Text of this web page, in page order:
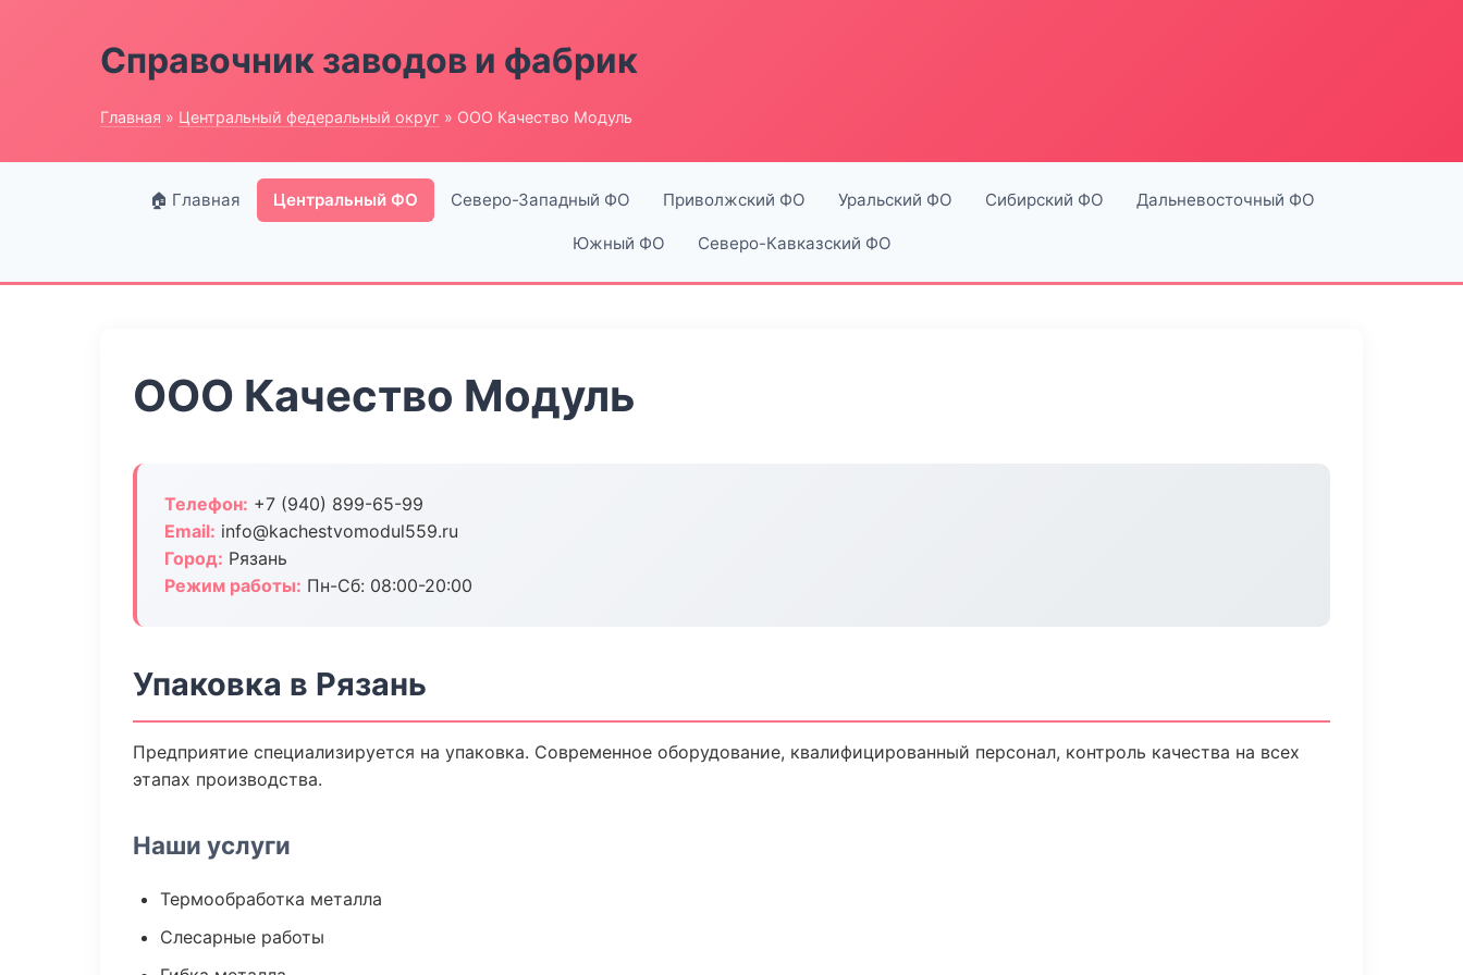
Справочник заводов и фабрик
Главная » Центральный федеральный округ » ООО Качество Модуль
🏠 Главная Центральный ФО Северо-Западный ФО Приволжский ФО Уральский ФО Сибирский ФО Дальневосточный ФО
Южный ФО Северо-Кавказский ФО
ООО Качество Модуль
Телефон: +7 (940) 899-65-99
Email: info@kachestvomodul559.ru
Город: Рязань
Режим работы: Пн-Сб: 08:00-20:00
Упаковка в Рязань
Предприятие специализируется на упаковка. Современное оборудование, квалифицированный персонал, контроль качества на всех
этапах производства.
Наши услуги
Термообработка металла
Слесарные работы